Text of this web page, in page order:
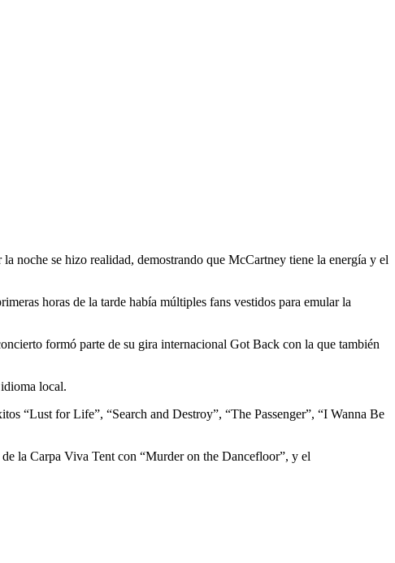
noche se hizo realidad, demostrando que McCartney tiene la energía y el
horas de la tarde había múltiples fans vestidos para emular la
formó parte de su gira internacional Got Back con la que también
local.
“Lust for Life”, “Search and Destroy”, “The Passenger”, “I Wanna Be
la Carpa Viva Tent con “Murder on the Dancefloor”, y el